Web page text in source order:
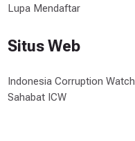
Lupa Mendaftar
Situs Web
Indonesia Corruption Watch
Sahabat ICW